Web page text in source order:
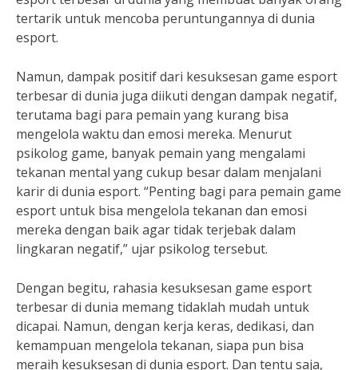
tertarik untuk mencoba peruntungannya di dunia
esport.
Namun, dampak positif dari kesuksesan game esport
terbesar di dunia juga diikuti dengan dampak negatif,
terutama bagi para pemain yang kurang bisa
mengelola waktu dan emosi mereka. Menurut
psikolog game, banyak pemain yang mengalami
tekanan mental yang cukup besar dalam menjalani
karir di dunia esport. “Penting bagi para pemain game
esport untuk bisa mengelola tekanan dan emosi
mereka dengan baik agar tidak terjebak dalam
lingkaran negatif,” ujar psikolog tersebut.
Dengan begitu, rahasia kesuksesan game esport
terbesar di dunia memang tidaklah mudah untuk
dicapai. Namun, dengan kerja keras, dedikasi, dan
kemampuan mengelola tekanan, siapa pun bisa
meraih kesuksesan di dunia esport. Dan tentu saja,